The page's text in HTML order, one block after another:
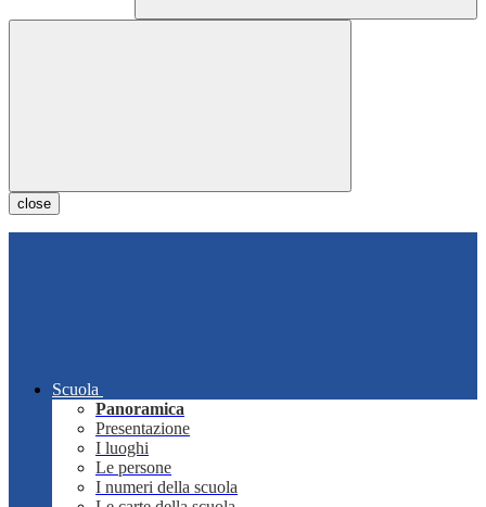
close
Scuola
Panoramica
Presentazione
I luoghi
Le persone
I numeri della scuola